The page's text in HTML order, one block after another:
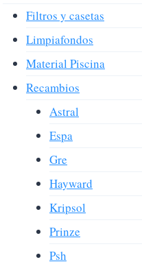
Filtros y casetas
Limpiafondos
Material Piscina
Recambios
Astral
Espa
Gre
Hayward
Kripsol
Prinze
Psh